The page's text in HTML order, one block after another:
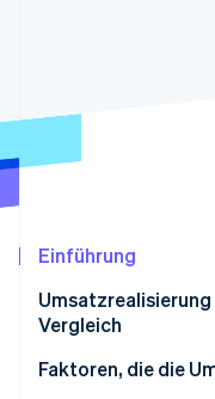
Einführung
Vergleich
Faktoren, die die